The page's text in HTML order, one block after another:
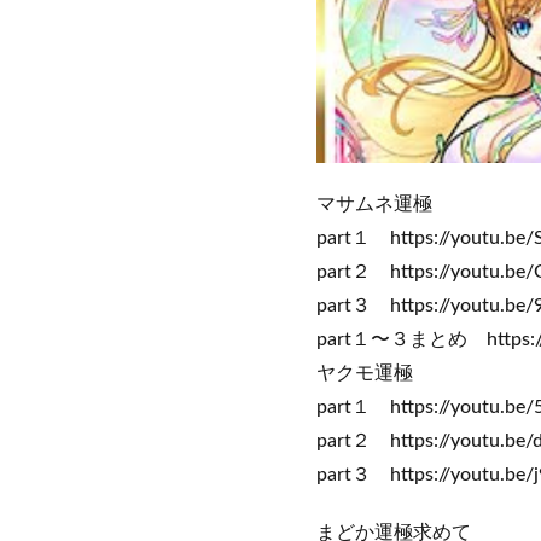
マサムネ運極
part１ https://youtu.be/
part２ https://youtu.be/
part３ https://youtu.be/
part１〜３まとめ
ヤクモ運極
part１ https://youtu.be/
part２ https://youtu.be/
part３ https://youtu.be/
まどか運極求めて